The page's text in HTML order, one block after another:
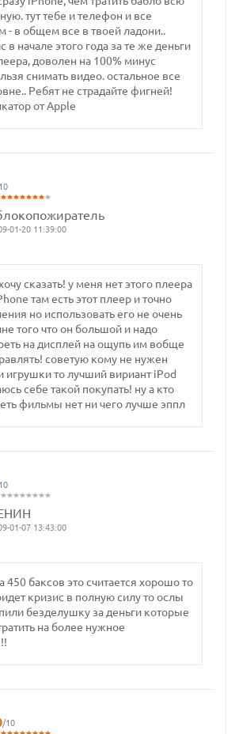
тут тебе и телефон и все
- в общем все в твоей ладони..
в начале этого года за те же деньги
доволен на 100% минус
снимать видео. остальное все
Ребят не страдайте фигней!
от Apple
01-20 11:39:00
сказать! у меня нет этого плеера
там есть этот плеер и точно
но использовать его не очень
того что он большой и надо
на дисплей на ощупь им вобще
советую кому не нужен
игрушки то лучший вириант iPod
себе такой покупать! ну а кто
фильмы нет ни чего лучше эппл
01-07 13:43:00
450 баксов это считается хорошо то
кризис в полную силу то ослы
безделушку за деньги которые
на более нужное
/10